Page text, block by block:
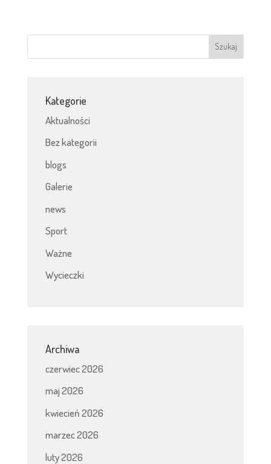
Kategorie
Aktualności
Bez kategorii
blogs
Galerie
news
Sport
Ważne
Wycieczki
Archiwa
czerwiec 2026
maj 2026
kwiecień 2026
marzec 2026
luty 2026